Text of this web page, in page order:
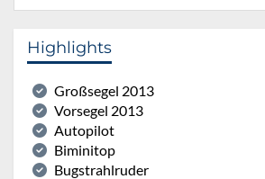
Highlights
Großsegel 2013
Vorsegel 2013
Autopilot
Biminitop
Bugstrahlruder